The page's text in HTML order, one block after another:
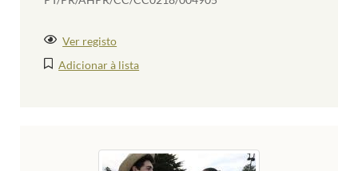
Ver registo
Adicionar à lista